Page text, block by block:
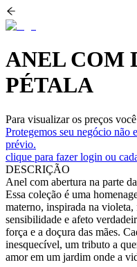
ANEL COM
PÉTALA
Para visualizar os preços
Protegemos seu negócio não
prévio.
clique para fazer login ou
DESCRIÇÃO
Anel com abertura na parte
Essa coleção é uma
materno, inspirada na
sensibilidade e afeto
força e a doçura das mães.
inesquecível, um tributo a
amor em um jardim onde a